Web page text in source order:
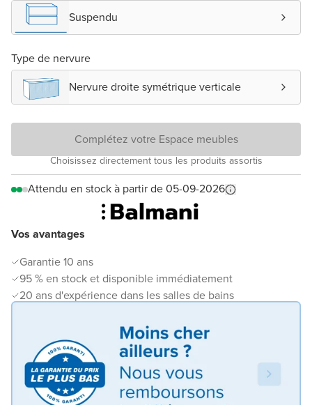
Vos avantages
Garantie 10 ans
95 % en stock et disponible immédiatement
20 ans d'expérience dans les salles de bains
Suspendu
Type de nervure
Nervure droite symétrique verticale
Complétez votre Espace meubles
Choisissez directement tous les produits assortis
Attendu en stock à partir de 05-09-2026